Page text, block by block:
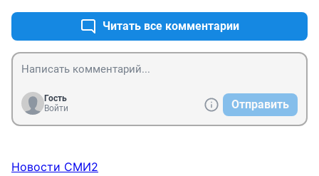
Читать все комментарии
Гость
Войти
Отправить
Новости СМИ2